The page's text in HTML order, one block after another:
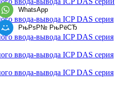
ввода-вывода ICP DAS серия
ввода-вывода ICP DAS серия
ввода-вывода ICP DAS серия
ввода-вывода ICP DAS серия
WhatsApp
РњРѕР№ РњРёСЂ